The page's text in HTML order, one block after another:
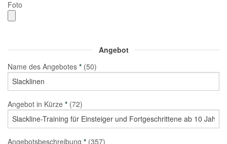
Foto
Angebot
Name des Angebotes * (50)
Angebot in Kürze * (72)
Angebotsbeschreibung * (357)